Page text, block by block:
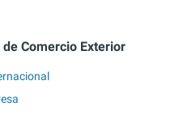
Comercio Exterior